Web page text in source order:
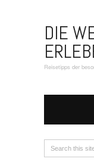
DIE
Reisetipps der